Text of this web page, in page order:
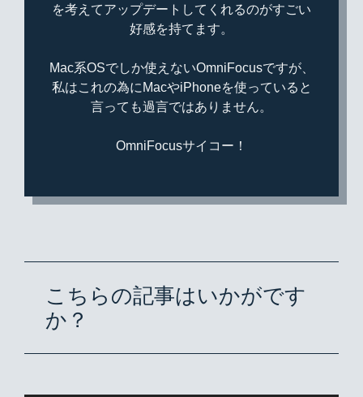
を考えてアップデートしてくれるのがすごい
好感を持てます。
Mac系OSでしか使えないOmniFocusですが、
私はこれの為にMacやiPhoneを使っていると
言っても過言ではありません。
OmniFocusサイコー！
こちらの記事はいかがです
か？